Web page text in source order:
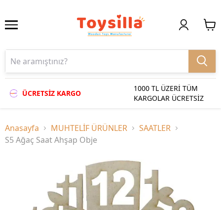
ÜCRETSİZ KARGO
1000 TL ÜZERİ TÜM
KARGOLAR ÜCRETSİZ
Anasayfa MUHTELİF ÜRÜNLER
SAATLER
S5 Ağaç Saat Ahşap Obje